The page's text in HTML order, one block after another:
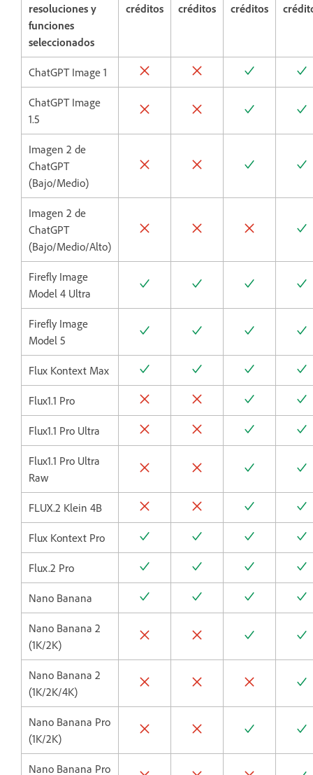
resoluciones y
funciones
seleccionados
créditos
créditos
créditos
ChatGPT Image 1
ChatGPT Image
1.5
Imagen 2 de
ChatGPT
(Bajo/Medio)
Imagen 2 de
ChatGPT
(Bajo/Medio/Alto)
Firefly Image
Model 4 Ultra
Firefly Image
Model 5
Flux Kontext Max
Flux1.1 Pro
Flux1.1 Pro Ultra
Flux1.1 Pro Ultra
Raw
FLUX.2 Klein 4B
Flux Kontext Pro
Flux.2 Pro
Nano Banana
Nano Banana 2
(1K/2K)
Nano Banana 2
(1K/2K/4K)
Nano Banana Pro
(1K/2K)
Nano Banana Pro